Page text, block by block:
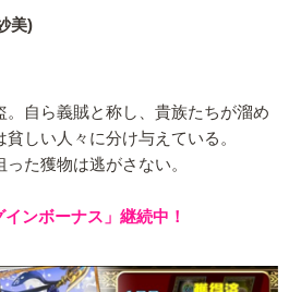
美)
自ら義賊と称し、貴族たちが溜め
しい人々に分け与えている。
た獲物は逃がさない。
ンボーナス」継続中！